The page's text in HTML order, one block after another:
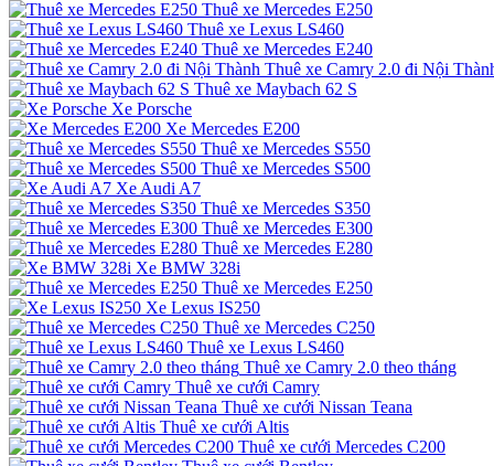
Thuê xe Mercedes E250
Thuê xe Lexus LS460
Thuê xe Mercedes E240
Thuê xe Camry 2.0 đi Nội
Thuê xe Maybach 62 S
Xe Porsche
Xe Mercedes E200
Thuê xe Mercedes S550
Thuê xe Mercedes S500
Xe Audi A7
Thuê xe Mercedes S350
Thuê xe Mercedes E300
Thuê xe Mercedes E280
Xe BMW 328i
Thuê xe Mercedes E250
Xe Lexus IS250
Thuê xe Mercedes C250
Thuê xe Lexus LS460
Thuê xe Camry 2.0 theo tháng
Thuê xe cưới Camry
Thuê xe cưới Nissan Teana
Thuê xe cưới Altis
Thuê xe cưới Mercedes C200